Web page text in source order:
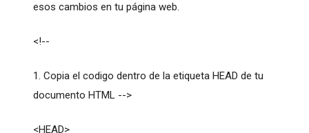
esos cambios en tu página web.
<!--
1. Copia el codigo dentro de la etiqueta HEAD de tu
documento HTML -->
<HEAD>